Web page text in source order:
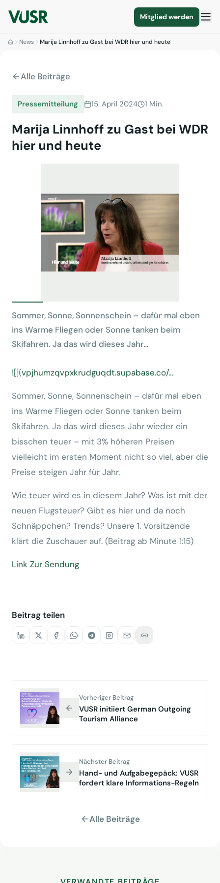
Mitglied werden
News Marija Linnhoff zu Gast bei WDR hier und heute
Alle Beiträge
Pressemitteilung 15. April 2024 1 Min.
Marija Linnhoff zu Gast bei WDR
hier und heute
Sommer, Sonne, Sonnenschein – dafür mal eben
ins Warme Fliegen oder Sonne tanken beim
Skifahren. Ja das wird dieses Jahr…
![](vpjhumzqvpxkrudguqdt.supabase.co/…
Sommer, Sonne, Sonnenschein – dafür mal eben
ins Warme Fliegen oder Sonne tanken beim
Skifahren. Ja das wird dieses Jahr wieder ein
bisschen teuer – mit 3% höheren Preisen
vielleicht im ersten Moment nicht so viel, aber die
Preise steigen Jahr für Jahr.
Wie teuer wird es in diesem Jahr? Was ist mit der
neuen Flugsteuer? Gibt es hier und da noch
Schnäppchen? Trends? Unsere 1. Vorsitzende
klärt die Zuschauer auf. (Beitrag ab Minute 1:15)
Link Zur Sendung
Beitrag teilen
Vorheriger Beitrag
VUSR initiiert German Outgoing
Tourism Alliance
Nächster Beitrag
Hand- und Aufgabegepäck: VUSR
fordert klare Informations-Regeln
Alle Beiträge